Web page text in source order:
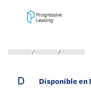
/ /
D Disponible en